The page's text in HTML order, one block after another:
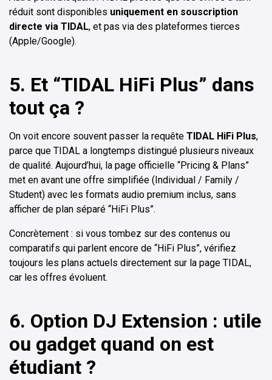
réduit sont disponibles uniquement en souscription
directe via TIDAL, et pas via des plateformes tierces
(Apple/Google).
5. Et “TIDAL HiFi Plus” dans
tout ça ?
On voit encore souvent passer la requête TIDAL HiFi Plus,
parce que TIDAL a longtemps distingué plusieurs niveaux
de qualité. Aujourd’hui, la page officielle “Pricing & Plans”
met en avant une offre simplifiée (Individual / Family /
Student) avec les formats audio premium inclus, sans
afficher de plan séparé “HiFi Plus”.
Concrètement : si vous tombez sur des contenus ou
comparatifs qui parlent encore de “HiFi Plus”, vérifiez
toujours les plans actuels directement sur la page TIDAL,
car les offres évoluent.
6. Option DJ Extension : utile
ou gadget quand on est
étudiant ?